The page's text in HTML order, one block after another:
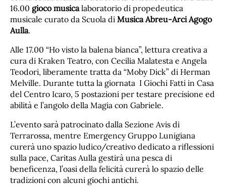
16.00 gioco musicalaboratorio di propedeutica
musicale curato da Scuola di Musica Abreu-Arci Agogo
Aulla.
Alle 17.00 “Ho visto la balena bianca”, lettura creativa a
cura di Kraken Teatro, con Cecilia Malatesta e Angela
Teodori, liberamente tratta da “Moby Dick” di Herman
Melville. Durante tutta la giornata I Giochi Fatti in Casa
del Centro Icaro, 5 postazioni per testare precisione ed
abilità e l’angolo della Magia con Gabriele.
L’evento sarà patrocinato dalla Sezione Avis di
Terrarossa, mentre Emergency Gruppo Lunigiana
curerà uno spazio ludico/creativo dedicato a riflessioni
sulla pace, Caritas Aulla gestirà una pesca di
beneficenza, l’oasi della felicità curerà lo spazio delle
tradizioni con alcuni giochi antichi.